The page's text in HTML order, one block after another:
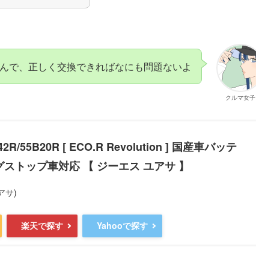
クルマ女子
で、正しく交換できればなにも問題ないよ
55B20R [ ECO.R Revolution ] 国産車バッテ
トップ車対応 【 ジーエス ユアサ 】
サ)
楽天で探す Yahooで探す